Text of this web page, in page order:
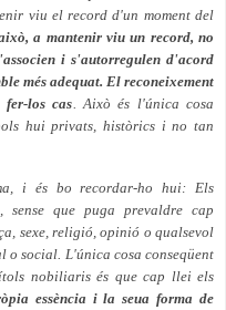
viu el record d'un moment del
a mantenir viu un record, no
i s'autorregulen d'acord
més adequat. El reconeixement
los cas. Això és l'única cosa
hui privats, històrics i no tan
i és bo recordar-ho hui: Els
que puga prevaldre cap
sexe, religió, opinió o qualsevol
social. L'única cosa conseqüent
nobiliaris és que cap llei els
essència i la seua forma de